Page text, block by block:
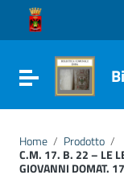
Vai ai contenuti
Vai al menu di
Vai al footer
Attiva / disattiva
Home / Prodotto /
C.M. 17. B. 22 – LE
GIOVANNI DOMAT.